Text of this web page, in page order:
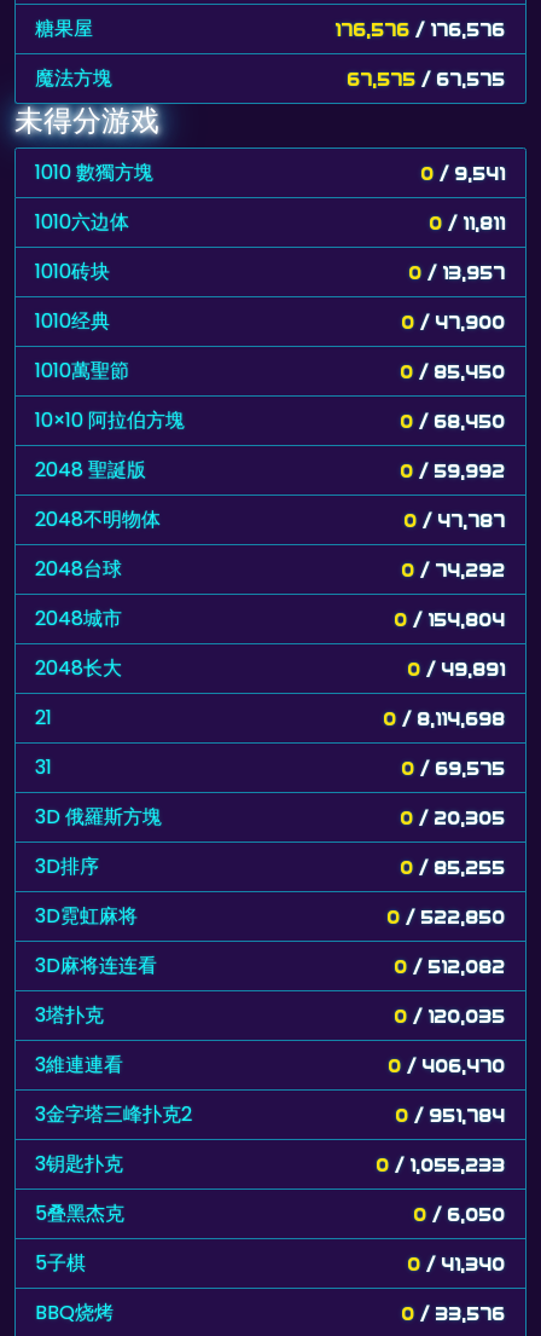
糖果屋 176,576 / 176,576
魔法方塊 67,575 / 67,575
未得分游戏
1010 數獨方塊 0 / 9,541
1010六边体 0 / 11,811
1010砖块 0 / 13,957
1010经典 0 / 47,900
1010萬聖節 0 / 85,450
10×10 阿拉伯方塊 0 / 68,450
2048 聖誕版 0 / 59,992
2048不明物体 0 / 47,787
2048台球 0 / 74,292
2048城市 0 / 154,804
2048长大 0 / 49,891
21 0 / 8,114,698
31 0 / 69,575
3D 俄羅斯方塊 0 / 20,305
3D排序 0 / 85,255
3D霓虹麻将 0 / 522,850
3D麻将连连看 0 / 512,082
3塔扑克 0 / 120,035
3維連連看 0 / 406,470
3金字塔三峰扑克2 0 / 951,784
3钥匙扑克 0 / 1,055,233
5叠黑杰克 0 / 6,050
5子棋 0 / 41,340
BBQ烧烤 0 / 33,576